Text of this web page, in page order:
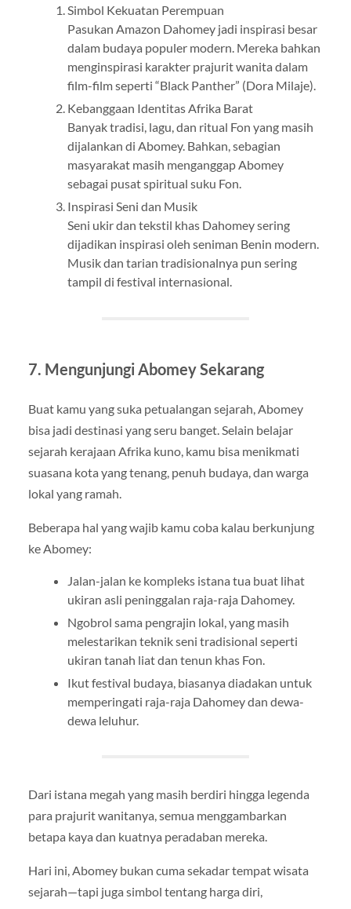
Simbol Kekuatan Perempuan
Pasukan Amazon Dahomey jadi inspirasi besar
dalam budaya populer modern. Mereka bahkan
menginspirasi karakter prajurit wanita dalam
film-film seperti “Black Panther” (Dora Milaje).
Kebanggaan Identitas Afrika Barat
Banyak tradisi, lagu, dan ritual Fon yang masih
dijalankan di Abomey. Bahkan, sebagian
masyarakat masih menganggap Abomey
sebagai pusat spiritual suku Fon.
Inspirasi Seni dan Musik
Seni ukir dan tekstil khas Dahomey sering
dijadikan inspirasi oleh seniman Benin modern.
Musik dan tarian tradisionalnya pun sering
tampil di festival internasional.
7. Mengunjungi Abomey Sekarang
Buat kamu yang suka petualangan sejarah, Abomey
bisa jadi destinasi yang seru banget. Selain belajar
sejarah kerajaan Afrika kuno, kamu bisa menikmati
suasana kota yang tenang, penuh budaya, dan warga
lokal yang ramah.
Beberapa hal yang wajib kamu coba kalau berkunjung
ke Abomey:
Jalan-jalan ke kompleks istana tua buat lihat
ukiran asli peninggalan raja-raja Dahomey.
Ngobrol sama pengrajin lokal, yang masih
melestarikan teknik seni tradisional seperti
ukiran tanah liat dan tenun khas Fon.
Ikut festival budaya, biasanya diadakan untuk
memperingati raja-raja Dahomey dan dewa-
dewa leluhur.
Dari istana megah yang masih berdiri hingga legenda
para prajurit wanitanya, semua menggambarkan
betapa kaya dan kuatnya peradaban mereka.
Hari ini, Abomey bukan cuma sekadar tempat wisata
sejarah—tapi juga simbol tentang harga diri,